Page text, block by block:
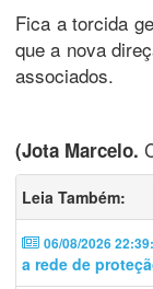
Fica a torcida
que a nova
associados.
(Jota Marcelo.
Leia Também:
06/08/2026
a rede de